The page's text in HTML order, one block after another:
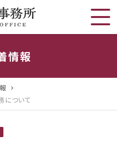
情報
chevron_right
について